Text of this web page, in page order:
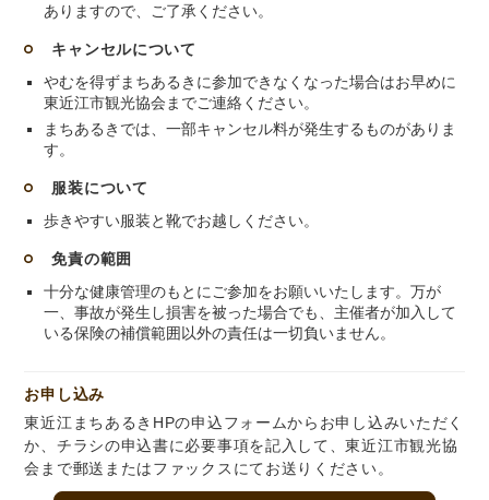
ありますので、ご了承ください。
キャンセルについて
やむを得ずまちあるきに参加できなくなった場合はお早めに
東近江市観光協会までご連絡ください。
まちあるきでは、一部キャンセル料が発生するものがありま
す。
服装について
歩きやすい服装と靴でお越しください。
免責の範囲
十分な健康管理のもとにご参加をお願いいたします。万が
一、事故が発生し損害を被った場合でも、主催者が加入して
いる保険の補償範囲以外の責任は一切負いません。
お申し込み
東近江まちあるきHPの申込フォームからお申し込みいただく
か、チラシの申込書に必要事項を記入して、東近江市観光協
会まで郵送またはファックスにてお送りください。